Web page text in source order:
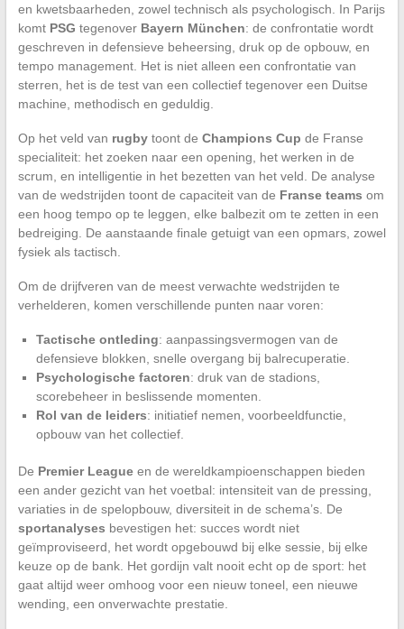
en kwetsbaarheden, zowel technisch als psychologisch. In Parijs
komt PSG tegenover Bayern München: de confrontatie wordt
geschreven in defensieve beheersing, druk op de opbouw, en
tempo management. Het is niet alleen een confrontatie van
sterren, het is de test van een collectief tegenover een Duitse
machine, methodisch en geduldig.
Op het veld van rugbytoont de Champions Cup de Franse
specialiteit: het zoeken naar een opening, het werken in de
scrum, en intelligentie in het bezetten van het veld. De analyse
van de wedstrijden toont de capaciteit van de Franse teams om
een hoog tempo op te leggen, elke balbezit om te zetten in een
bedreiging. De aanstaande finale getuigt van een opmars, zowel
fysiek als tactisch.
Om de drijfveren van de meest verwachte wedstrijden te
verhelderen, komen verschillende punten naar voren:
Tactische ontleding: aanpassingsvermogen van de
defensieve blokken, snelle overgang bij balrecuperatie.
Psychologische factoren: druk van de stadions,
scorebeheer in beslissende momenten.
Rol van de leiders: initiatief nemen, voorbeeldfunctie,
opbouw van het collectief.
De Premier Leagueen de wereldkampioenschappen bieden
een ander gezicht van het voetbal: intensiteit van de pressing,
variaties in de spelopbouw, diversiteit in de schema’s. De
sportanalyses bevestigen het: succes wordt niet
geïmproviseerd, het wordt opgebouwd bij elke sessie, bij elke
keuze op de bank. Het gordijn valt nooit echt op de sport: het
gaat altijd weer omhoog voor een nieuw toneel, een nieuwe
wending, een onverwachte prestatie.